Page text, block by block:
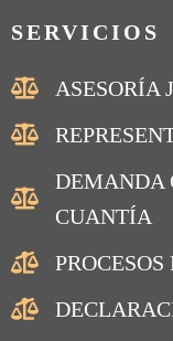
SERVICIOS
ASESORÍA
DEMANDA
CUANTÍA